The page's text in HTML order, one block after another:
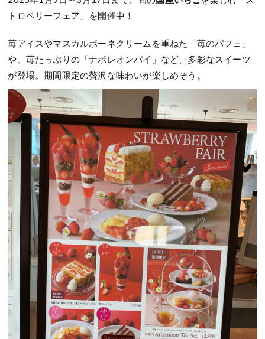
トロベリーフェア」を開催中！
苺アイスやマスカルポーネクリームを重ねた「苺のパフェ」
や、苺たっぷりの「ナポレオンパイ」など、多彩なスイーツ
が登場。期間限定の贅沢な味わいが楽しめそう。